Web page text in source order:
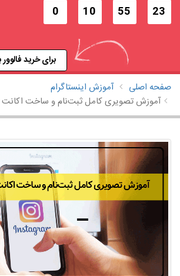
22
55
10
0
برای خرید
صفحه اصلی
آموزش اینستاگرام
آموزش تصویری کامل ثبت‌نام و ساخت اکانت